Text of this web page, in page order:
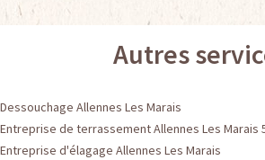
Autres
Dessouchage Allennes Les Marais
Entreprise de terrassement Allennes Les Marais
Entreprise d'élagage Allennes Les Marais